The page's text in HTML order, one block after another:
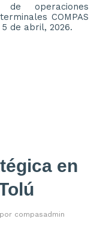
de operaciones
COMPAS
de abril, 2026.
en
por compasadmin